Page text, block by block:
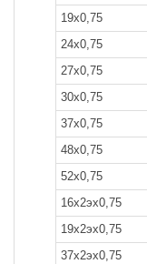
19x0,75
24x0,75
27x0,75
30x0,75
37x0,75
48x0,75
52x0,75
16х2эх0,75
19х2эх0,75
37х2эх0,75